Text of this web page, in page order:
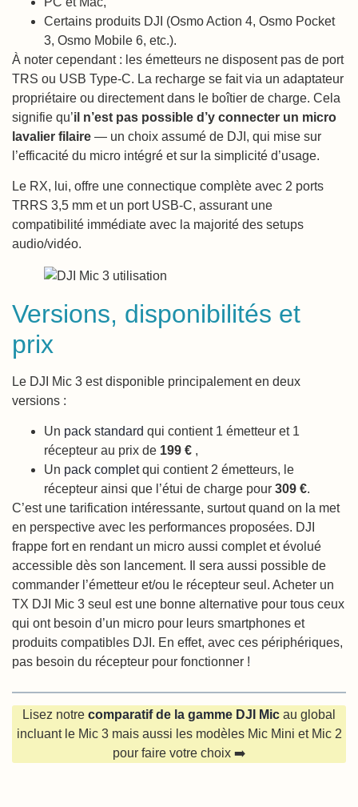
Certains produits DJI (Osmo Action 4, Osmo Pocket
3, Osmo Mobile 6, etc.).
À noter cependant : les émetteurs ne disposent pas de port
TRS ou USB Type-C. La recharge se fait via un adaptateur
propriétaire ou directement dans le boîtier de charge. Cela
signifie qu’il n’est pas possible d’y connecter un micro
lavalier filaire — un choix assumé de DJI, qui mise sur
l’efficacité du micro intégré et sur la simplicité d’usage.
Le RX, lui, offre une connectique complète avec 2 ports
TRRS 3,5 mm et un port USB-C, assurant une
compatibilité immédiate avec la majorité des setups
audio/vidéo.
Versions, disponibilités et
prix
Le DJI Mic 3 est disponible principalement en deux
versions :
Un pack standard qui contient 1 émetteur et 1
récepteur au prix de 199 € ,
Un pack completqui contient 2 émetteurs, le
récepteur ainsi que l’étui de charge pour 309 €.
C’est une tarification intéressante, surtout quand on la met
en perspective avec les performances proposées. DJI
frappe fort en rendant un micro aussi complet et évolué
accessible dès son lancement. Il sera aussi possible de
commander l’émetteur et/ou le récepteur seul. Acheter un
TX DJI Mic 3 seul est une bonne alternative pour tous ceux
qui ont besoin d’un micro pour leurs smartphones et
produits compatibles DJI. En effet, avec ces périphériques,
pas besoin du récepteur pour fonctionner !
Lisez notre comparatif de la gamme DJI Mic au global
incluant le Mic 3 mais aussi les modèles Mic Mini et Mic 2
pour faire votre choix ➡️